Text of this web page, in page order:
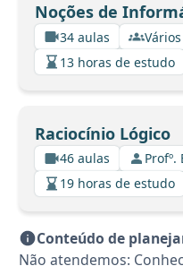
Noções de
34 aulas
13 horas de estudo
Raciocínio Lógico
46 aulas
Profº.
19 horas de estudo
Conteúdo de
Não atendemos: